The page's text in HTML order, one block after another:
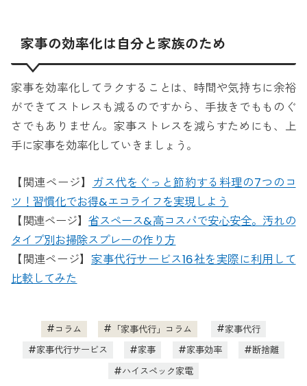
家事の効率化は自分と家族のため
家事を効率化してラクすることは、時間や気持ちに余裕
ができてストレスも減るのですから、手抜きでもものぐ
さでもありません。家事ストレスを減らすためにも、上
手に家事を効率化していきましょう。
【関連ページ】
ガス代をぐっと節約する料理の7つのコ
ツ！習慣化でお得&エコライフを実現しよう
【関連ページ】省スペース&高コスパで安心安全。汚れの
タイプ別お掃除スプレーの作り方
【関連ページ】 家事代行サービス16社を実際に利用して
比較してみた
コラム 「家事代行」コラム
家事代行
家事代行サービス
家事 家事効率
断捨離
ハイスペック家電